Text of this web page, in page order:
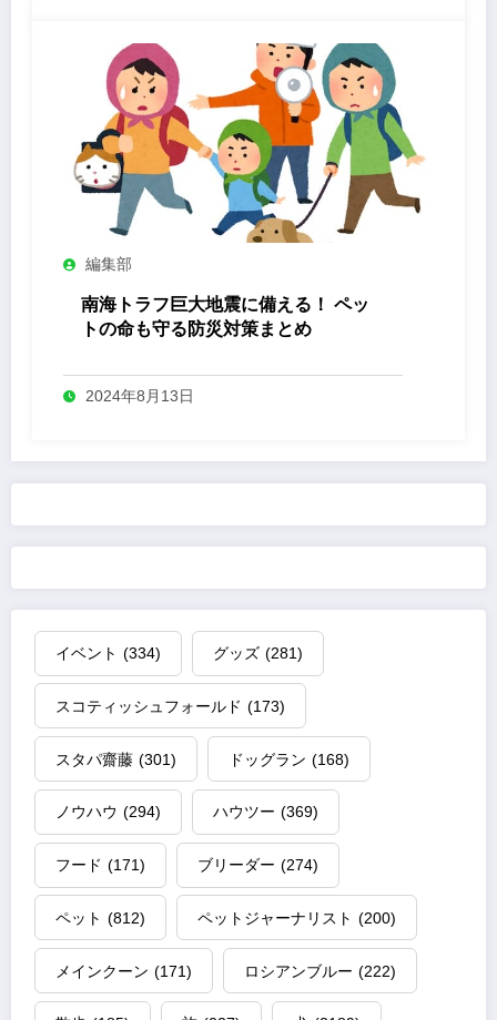
編集部
南海トラフ巨大地震に備える！ ペッ
トの命も守る防災対策まとめ
2024年8月13日
イベント (334) グッズ (281)
スコティッシュフォールド (173)
スタパ齋藤 (301) ドッグラン (168)
ノウハウ (294) ハウツー (369)
フード (171) ブリーダー (274)
ペット (812) ペットジャーナリスト (200)
メインクーン (171) ロシアンブルー (222)